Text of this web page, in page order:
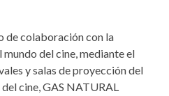
de colaboración con la
del cine, mediante el
y salas de proyección del
cine, GAS NATURAL